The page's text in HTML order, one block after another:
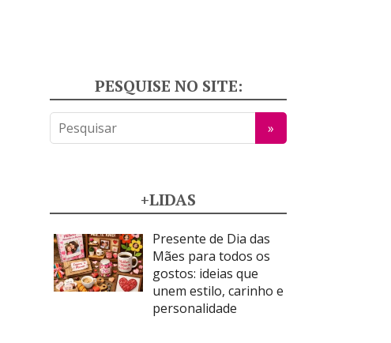
PESQUISE NO SITE:
+LIDAS
Presente de Dia das
Mães para todos os
gostos: ideias que
unem estilo, carinho e
personalidade